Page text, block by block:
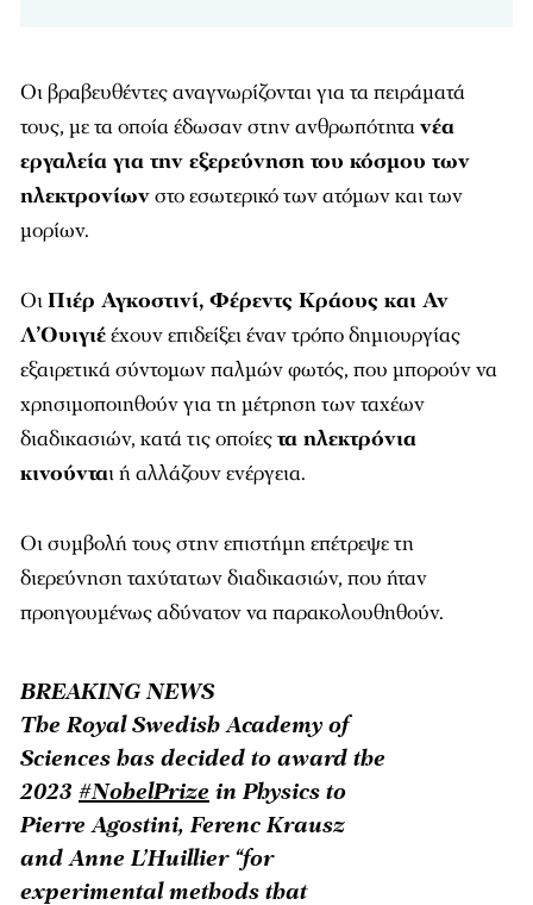
Οι βραβευθέντες αναγνωρίζονται για τα πειράματά
τους, με τα οποία έδωσαν στην ανθρωπότητανέα
εργαλεία για την εξερεύνηση του κόσμου των
ηλεκτρονίωνστο εσωτερικό των ατόμων και των
μορίων.
ΟιΠιέρ Αγκοστινί, Φέρεντς Κράους και Αν
Λ’Ουιγιέέχουν επιδείξει έναν τρόπο δημιουργίας
εξαιρετικά σύντομων παλμών φωτός, που μπορούν να
χρησιμοποιηθούν για τη μέτρηση των ταχέων
διαδικασιών, κατά τις οποίεςτα ηλεκτρόνια
κινούνται ή αλλάζουν ενέργεια.
Οι συμβολή τους στην επιστήμη επέτρεψε τη
διερεύνηση ταχύτατων διαδικασιών, που ήταν
προηγουμένως αδύνατον να παρακολουθηθούν.
BREAKING NEWS
The Royal Swedish Academy of
Sciences has decided to award the
2023 #NobelPrize in Physics to
Pierre Agostini, Ferenc Krausz
and Anne L’Huillier “for
experimental methods that